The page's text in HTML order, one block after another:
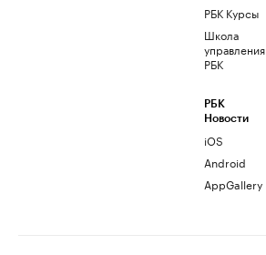
РБК Курсы
Школа
управления
РБК
РБК
Новости
iOS
Android
AppGallery